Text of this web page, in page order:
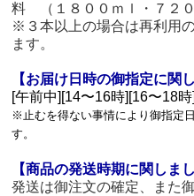
料 （１８００ｍｌ・７２０
※３本以上の場合は再利用
ます。
【お届け日時の御指定に関
[午前中][14〜16時][16〜18
※止むを得ない事情により御指定
す。
【商品の発送時期に関しまし
発送は御注文の確定、また